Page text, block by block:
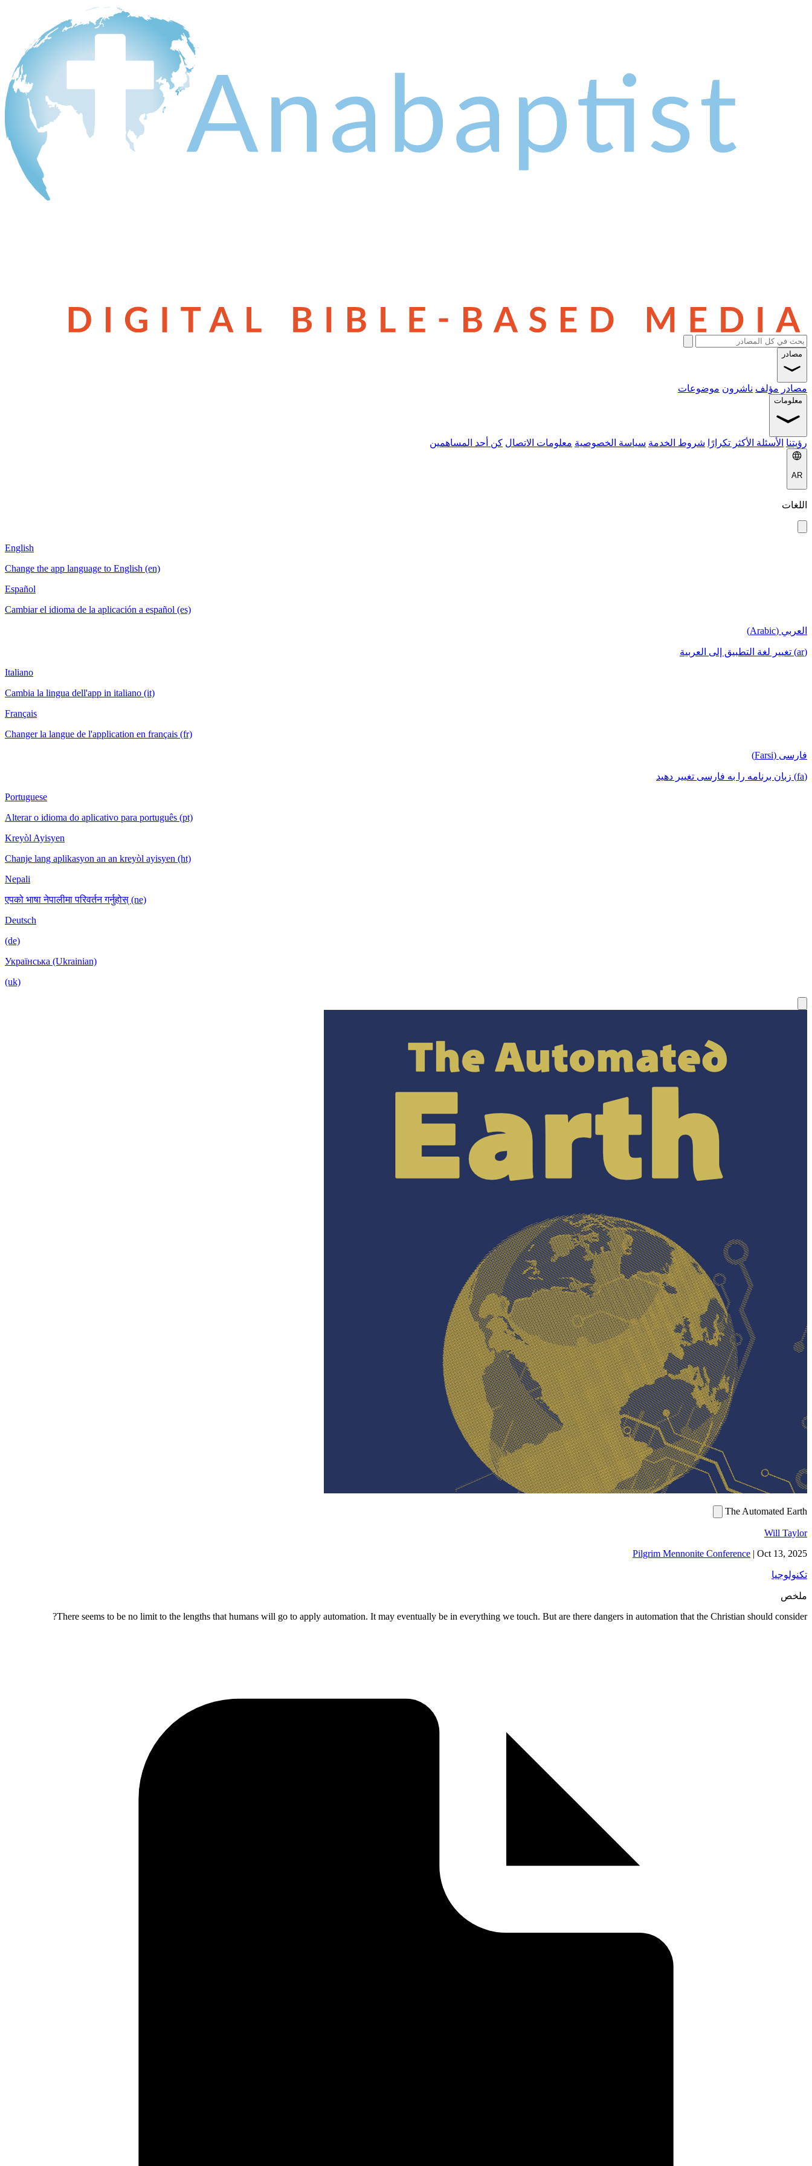
مصادر
مصادر مؤلف ناشرون موضوعات
معلومات
رؤيتنا الأسئلة الأكثر تكرارًا شروط الخدمة سياسة الخصوصية معلومات الاتصال كن أحد المساهمين
AR
اللغات
English
Change the app language to English (en)
Español
Cambiar el idioma de la aplicación a español (es)
العربي (Arabic)
(ar) تغيير لغة التطبيق إلى العربية
Italiano
Cambia la lingua dell'app in italiano (it)
Français
Changer la langue de l'application en français (fr)
فارسی (Farsi)
(fa) زبان برنامه را به فارسی تغییر دهید
Portuguese
Alterar o idioma do aplicativo para português (pt)
Kreyòl Ayisyen
Chanje lang aplikasyon an an kreyòl ayisyen (ht)
Nepali
एपको भाषा नेपालीमा परिवर्तन गर्नुहोस् (ne)
Deutsch
(de)
Українська (Ukrainian)
(uk)
The Automated Earth
Will Taylor
Pilgrim Mennonite Conference | Oct 13, 2025
تكنولوجيا
ملخص
There seems to be no limit to the lengths that humans will go to apply automation. It may eventually be in everything we touch. But are there dangers in automation that the Christian should consider?